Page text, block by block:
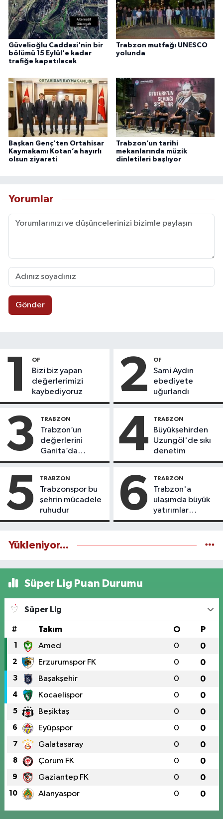
Güvelioğlu Caddesi'nin bir
bölümü 15 Eylül'e kadar
trafiğe kapatılacak
Trabzon mutfağı UNESCO
yolunda
Başkan Genç’ten Ortahisar
Kaymakamı Kotan’a hayırlı
olsun ziyareti
Trabzon’un tarihi
mekanlarında müzik
dinletileri başlıyor
Yorumlar
Gönder
1 OF
Bizi biz yapan
değerlerimizi
kaybediyoruz
2 OF
Sami Aydın
ebediyete
uğurlandı
3 TRABZON
Trabzon’un
değerlerini
Ganita’da
yaşatıyoruz
4 TRABZON
Büyükşehirden
Uzungöl'de sıkı
denetim
5 TRABZON
Trabzonspor bu
şehrin mücadele
ruhudur
6 TRABZON
Trabzon'a
ulaşımda büyük
yatırımlar
yapılıyor
Yükleniyor...
Süper Lig Puan Durumu
Süper Lig
# Takım O P
1 Amed 0 0
2 Erzurumspor FK 0 0
3 Başakşehir 0 0
4 Kocaelispor 0 0
5 Beşiktaş 0 0
6 Eyüpspor 0 0
7 Galatasaray 0 0
8 Çorum FK 0 0
9 Gaziantep FK 0 0
10 Alanyaspor 0 0